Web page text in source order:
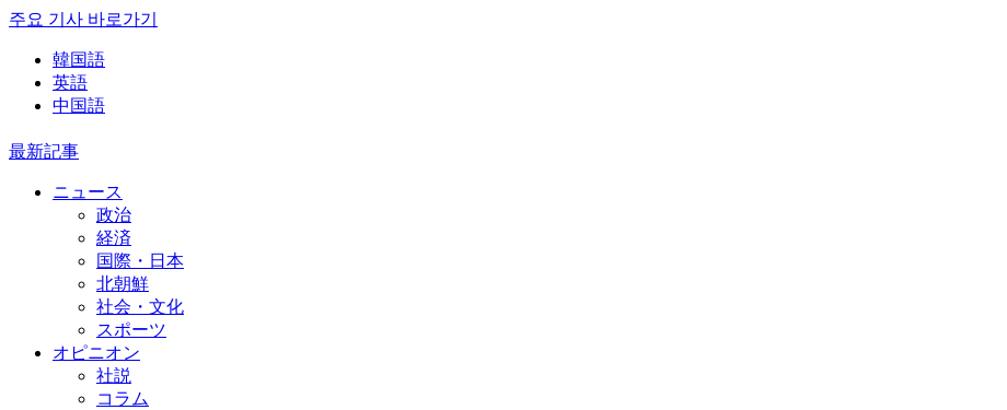
주요 기사 바로가기
韓国語
英語
中国語
最新記事
ニュース
政治
経済
国際・日本
北朝鮮
社会・文化
スポーツ
オピニオン
社説
コラム